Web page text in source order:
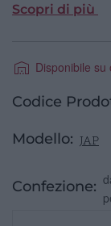
Scopri di più
Disponibile su
Codice
Modello: JAP
Confezione: